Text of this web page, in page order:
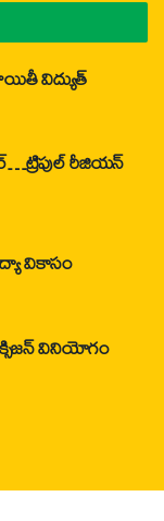
విద్యుత్
రీజియన్
వికాసం
వినియోగం